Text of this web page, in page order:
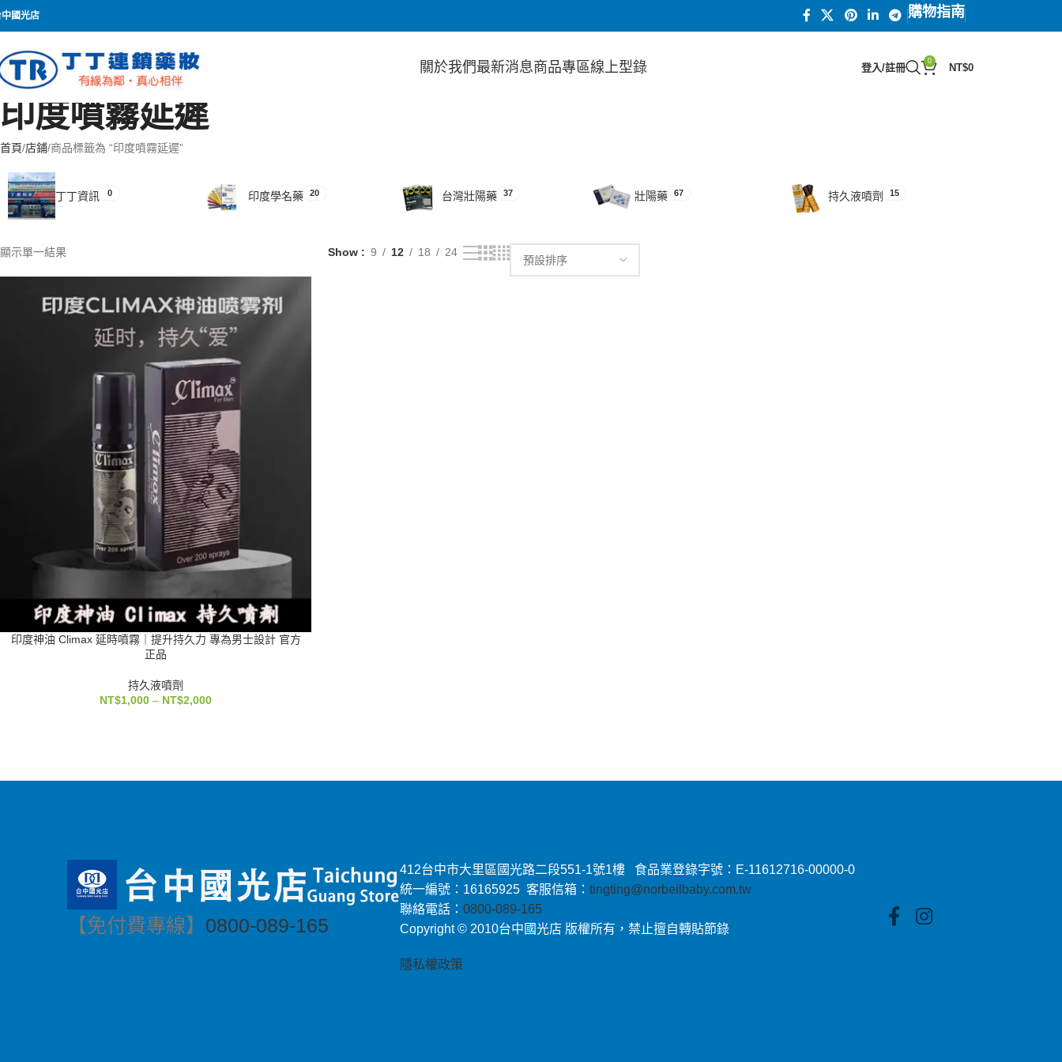
國光店 購物指南
關於我們最新消息商品專區線上型錄 登入/註冊
0
NT$0
印度噴霧延遲
首頁 店鋪 商品標籤為 “印度噴霧延遲”
丁丁資訊 0 印度學名藥 20 台灣壯陽藥 37 壯陽藥 67 持久液噴劑 15
顯示單一結果 Show 9 12 18 24
印度神油 Climax 延時噴霧｜提升持久力 專為男士設計 官方
正品
持久液噴劑
NT$1,000 – NT$2,000
【免付費專線】 0800-089-165
412台中市大里區國光路二段551-1號1樓 食品業登錄字號：E-11612716-00000-0
統一編號：16165925 客服信箱：tingting@norbeilbaby.com.tw
聯絡電話：0800-089-165
Copyright © 2010台中國光店 版權所有，禁止擅自轉貼節錄
隱私權政策